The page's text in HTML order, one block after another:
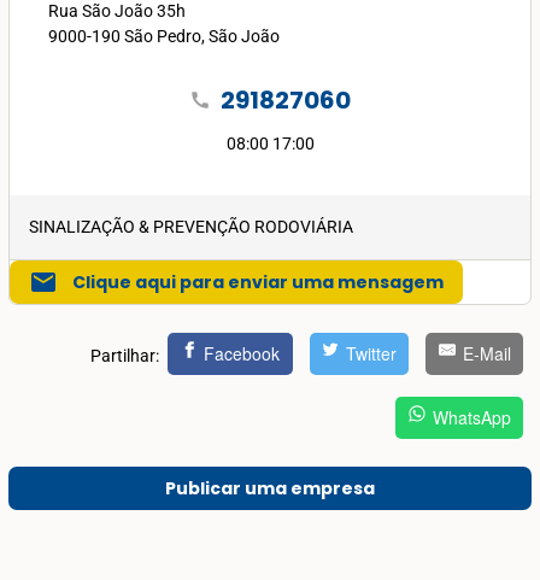
Rua São João 35h
9000-190 São Pedro, São João
call 291827060
08:00 17:00
SINALIZAÇÃO & PREVENÇÃO RODOVIÁRIA
mail Clique aqui para enviar uma mensagem
Partilhar: Facebook Twitter E-Mail
WhatsApp
Publicar uma empresa